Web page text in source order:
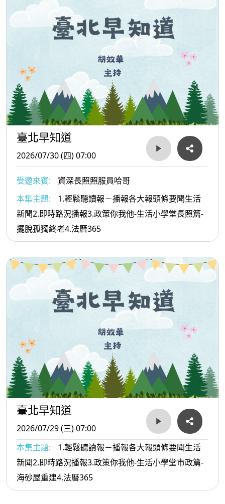
臺北早知道
2026/07/30 (四) 07:00
受邀來賓:
資深長照照服員哈哥
本集主題:
1.輕鬆聽讀報－播報各大報頭條要聞生活
新聞2.即時路況播報3.政策你我他-生活小學堂長照篇-
擺脫孤獨終老4.法曆365
臺北早知道
2026/07/29 (三) 07:00
本集主題:
1.輕鬆聽讀報－播報各大報頭條要聞生活
新聞2.即時路況播報3.政策你我他-生活小學堂市政篇-
海砂屋重建4.法曆365